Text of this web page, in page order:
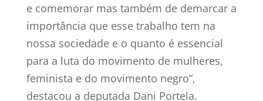
e comemorar mas também de demarcar a
importância que esse trabalho tem na
nossa sociedade e o quanto é essencial
para a luta do movimento de mulheres,
feminista e do movimento negro”,
destacou a deputada Dani Portela.